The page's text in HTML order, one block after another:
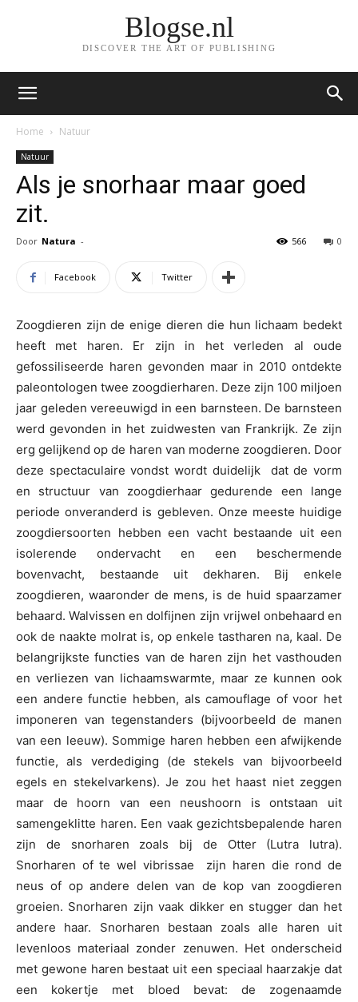
Blogse.nl
DISCOVER THE ART OF PUBLISHING
Home Natuur
Natuur
Als je snorhaar maar goed
zit.
Door Natura - 0
566
Facebook Twitter
Zoogdieren zijn de enige dieren die hun lichaam bedekt
heeft met haren. Er zijn in het verleden al oude
gefossiliseerde haren gevonden maar in 2010 ontdekte
paleontologen twee zoogdierharen. Deze zijn 100 miljoen
jaar geleden vereeuwigd in een barnsteen. De barnsteen
werd gevonden in het zuidwesten van Frankrijk. Ze zijn
erg gelijkend op de haren van moderne zoogdieren. Door
deze spectaculaire vondst wordt duidelijk dat de vorm
en structuur van zoogdierhaar gedurende een lange
periode onveranderd is gebleven. Onze meeste huidige
zoogdiersoorten hebben een vacht bestaande uit een
isolerende ondervacht en een beschermende
bovenvacht, bestaande uit dekharen. Bij enkele
zoogdieren, waaronder de mens, is de huid spaarzamer
behaard. Walvissen en dolfijnen zijn vrijwel onbehaard en
ook de naakte molrat is, op enkele tastharen na, kaal. De
belangrijkste functies van de haren zijn het vasthouden
en verliezen van lichaamswarmte, maar ze kunnen ook
een andere functie hebben, als camouflage of voor het
imponeren van tegenstanders (bijvoorbeeld de manen
van een leeuw). Sommige haren hebben een afwijkende
functie, als verdediging (de stekels van bijvoorbeeld
egels en stekelvarkens). Je zou het haast niet zeggen
maar de hoorn van een neushoorn is ontstaan uit
samengeklitte haren. Een vaak gezichtsbepalende haren
zijn de snorharen zoals bij de Otter (Lutra lutra).
Snorharen of te wel vibrissae zijn haren die rond de
neus of op andere delen van de kop van zoogdieren
groeien. Snorharen zijn vaak dikker en stugger dan het
andere haar. Snorharen bestaan zoals alle haren uit
levenloos materiaal zonder zenuwen. Het onderscheid
met gewone haren bestaat uit een speciaal haarzakje dat
een kokertje met bloed bevat: de zogenaamde